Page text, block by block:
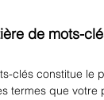
de mots-
clés constitue le
termes que